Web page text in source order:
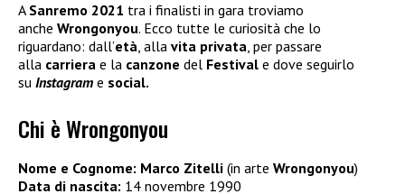
A Sanremo 2021 tra i finalisti in gara troviamo
anche Wrongonyou. Ecco tutte le curiosità che lo
riguardano: dall’età, alla vita privata, per passare
alla carriera e la canzone del Festival e dove seguirlo
su Instagram e social.
Chi è Wrongonyou
Nome e Cognome: Marco Zitelli (in arte Wrongonyou)
Data di nascita: 14 novembre 1990